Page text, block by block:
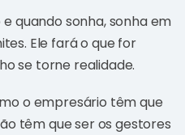
quando sonha, sonha em
Ele fará o que for
se torne realidade.
o empresário têm que
têm que ser os gestores